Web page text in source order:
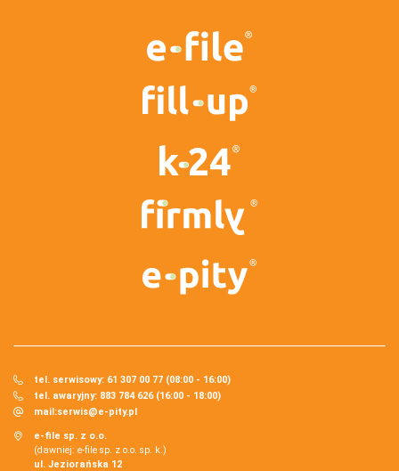
tel. serwisowy: 61 307 00 77 (08:00 - 16:00)
tel. awaryjny: 883 784 626 (16:00 - 18:00)
mail:serwis@e-pity.pl
e-file sp. z o.o.
(dawniej: e-file sp. z o.o. sp. k.)
ul. Jeziorańska 12